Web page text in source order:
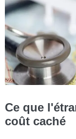
Ce que
coût caché